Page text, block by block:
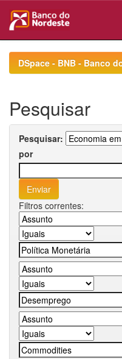
navigationDSpace - BNB - Banco
Pesquisar
Pesquisar:
por
Filtros correntes: